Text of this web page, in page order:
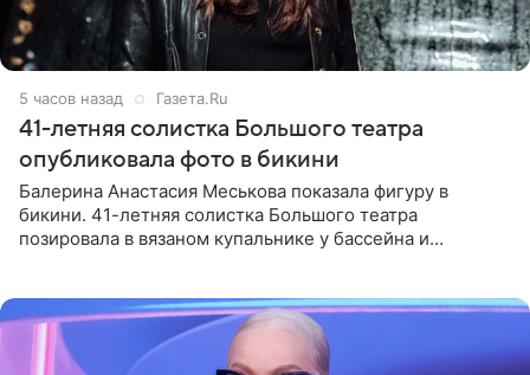
5 часов назад Газета.Ru
41-летняя солистка Большого театра
опубликовала фото в бикини
Балерина Анастасия Меськова показала фигуру в
бикини. 41-летняя солистка Большого театра
позировала в вязаном купальнике у бассейна и